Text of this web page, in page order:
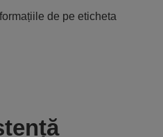
de pe eticheta